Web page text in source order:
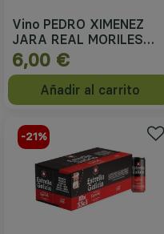
Vino PEDRO XIMENEZ
JARA REAL MORILES
75cl
6,00 €
Añadir al carrito
-21%